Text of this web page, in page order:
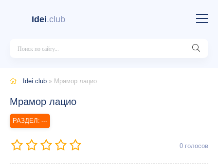
Idei.club
Idei.club » Мрамор лацио
Мрамор лацио
---
0 голосов